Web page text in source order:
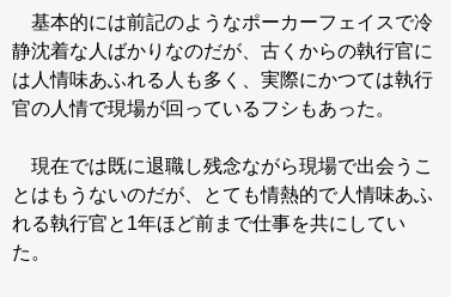
基本的には前記のようなポーカーフェイスで冷
静沈着な人ばかりなのだが、古くからの執行官に
は人情味あふれる人も多く、実際にかつては執行
官の人情で現場が回っているフシもあった。
現在では既に退職し残念ながら現場で出会うこ
とはもうないのだが、とても情熱的で人情味あふ
れる執行官と1年ほど前まで仕事を共にしてい
た。